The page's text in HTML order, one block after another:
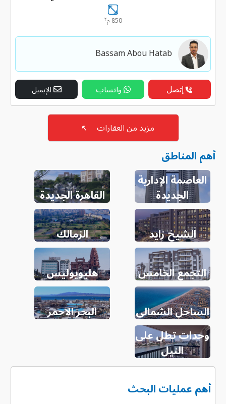
850 م ٢
Bassam Abou Hatab
إتصل واتساب الإيميل
مزيد من العقارات ↖
أهم المناطق
العاصمة الإدارية
الجديدة
القاهرة الجديدة
الشيخ زايد الزمالك
التجمع الخامس هليويوليس
الساحل الشمالى
البحر الاحمر
وحدات تطل على
النيل
أهم عمليات البحث